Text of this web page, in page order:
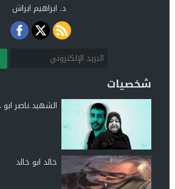
د. ابراهيم ابراش
شخصيات
الشهيد.ناصر
خالد ابو خالد